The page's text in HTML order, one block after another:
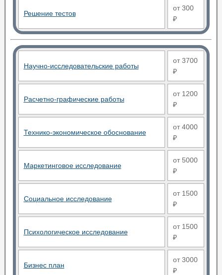
Решение тестов
от 300
₽
Научно-исследовательские работы
от 3700
₽
Расчетно-графические работы
от 1200
₽
Технико-экономическое обоснование
от 4000
₽
Маркетинговое исследование
от 5000
₽
Социальное исследование
от 1500
₽
Психологическое исследование
от 1500
₽
Бизнес план
от 3000
₽